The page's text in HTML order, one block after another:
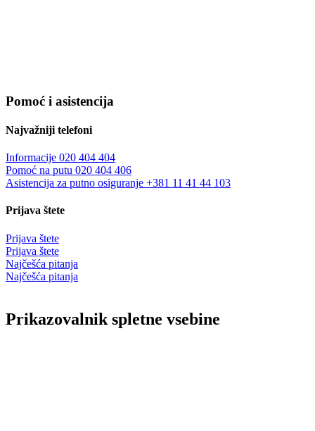
Pomoć i asistencija
Najvažniji telefoni
Informacije 020 404 404
Pomoć na putu 020 404 406
Asistencija za putno osiguranje +381 11 41 44 103
Prijava štete
Prijava štete
Prijava štete
Najčešća pitanja
Najčešća pitanja
Prikazovalnik spletne vsebine